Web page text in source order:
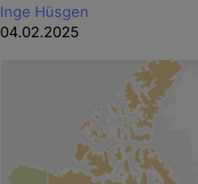
Inge Hüsgen
04.02.2025